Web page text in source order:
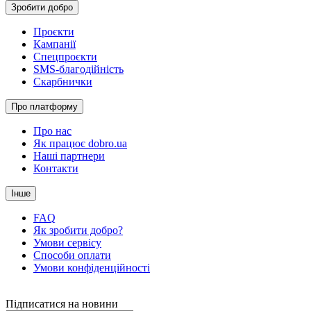
Зробити добро
Проєкти
Кампанії
Спецпроєкти
SMS-благодійність
Скарбнички
Про платформу
Про нас
Як працює dobro.ua
Наші партнери
Контакти
Інше
FAQ
Як зробити добро?
Умови сервісу
Способи оплати
Умови конфіденційності
Підписатися на новини